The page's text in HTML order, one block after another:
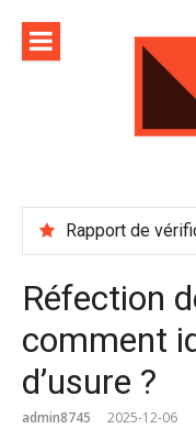
contenu
Réfection
comment
d’usure ?
admin8745 2025-12-06